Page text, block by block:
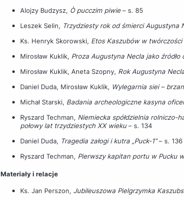
Alojzy Budzysz, Ò pucczim piwie– s. 85
Leszek Selin, Trzydziesty rok od śmierci Augustyna
Ks. Henryk Skorowski, Etos Kaszubów w
Mirosław Kuklik, Proza Augustyna Necla jako
Mirosław Kuklik, Aneta Szopny, Rok Augustyna
Daniel Duda, Mirosław Kuklik, Wylegarnia siei –
Michał Starski, Badania archeologiczne kasyna
Ryszard Techman, Niemiecka spółdzielnia rolniczo-
połowy lat trzydziestych XX wieku– s. 134
Daniel Duda, Tragedia załogi i kutra „Puck-1”– s. 136
Ryszard Techman, Pierwszy kapitan portu w Pucku
Materiały i relacje
Ks. Jan Perszon, Jubileuszowa Pielgrzymka